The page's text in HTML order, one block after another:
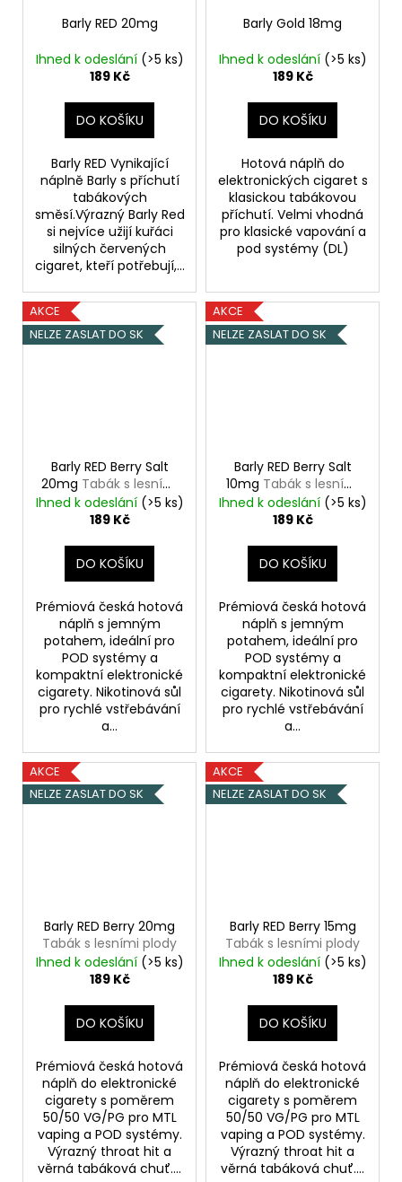
Barly RED 20mg
Ihned k odeslání (>5 ks)
189 Kč
DO KOŠÍKU
Barly RED Vynikající
náplně Barly s příchutí
tabákových
směsí.Výrazný Barly Red
si nejvíce užijí kuřáci
silných červených
cigaret, kteří potřebují,...
Barly Gold 18mg
Ihned k odeslání (>5 ks)
189 Kč
DO KOŠÍKU
Hotová náplň do
elektronických cigaret s
klasickou tabákovou
příchutí. Velmi vhodná
pro klasické vapování a
pod systémy (DL)
AKCE
NELZE ZASLAT DO SK
Barly RED Berry Salt
20mg Tabák s lesními
plody
Ihned k odeslání (>5 ks)
189 Kč
DO KOŠÍKU
Prémiová česká hotová
náplň s jemným
potahem, ideální pro
POD systémy a
kompaktní elektronické
cigarety. Nikotinová sůl
pro rychlé vstřebávání
a...
AKCE
NELZE ZASLAT DO SK
Barly RED Berry Salt
10mg Tabák s lesními
plody
Ihned k odeslání (>5 ks)
189 Kč
DO KOŠÍKU
Prémiová česká hotová
náplň s jemným
potahem, ideální pro
POD systémy a
kompaktní elektronické
cigarety. Nikotinová sůl
pro rychlé vstřebávání
a...
AKCE
NELZE ZASLAT DO SK
Barly RED Berry 20mg
Tabák s lesními plody
Ihned k odeslání (>5 ks)
189 Kč
DO KOŠÍKU
Prémiová česká hotová
náplň do elektronické
cigarety s poměrem
50/50 VG/PG pro MTL
vaping a POD systémy.
Výrazný throat hit a
věrná tabáková chuť....
AKCE
NELZE ZASLAT DO SK
Barly RED Berry 15mg
Tabák s lesními plody
Ihned k odeslání (>5 ks)
189 Kč
DO KOŠÍKU
Prémiová česká hotová
náplň do elektronické
cigarety s poměrem
50/50 VG/PG pro MTL
vaping a POD systémy.
Výrazný throat hit a
věrná tabáková chuť....